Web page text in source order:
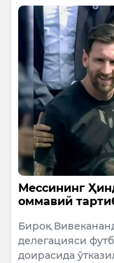
Мессининг
оммавий
Бироқ
делегацияси
доирасида